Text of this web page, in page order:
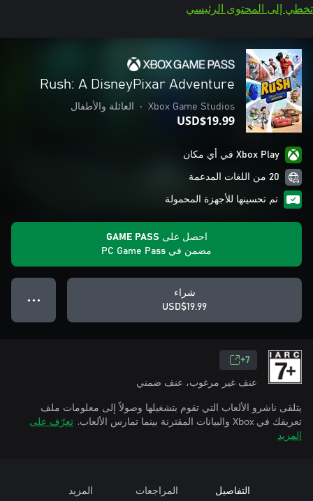
تخطي إلى المحتوى الرئيسي
Rush: A DisneyPixar Adventure
Xbox Game Studios
• العائلة والأطفال
USD$19.99
Xbox Play في أي مكان
20 من اللغات المدعمة
تم تحسينها للأجهزة المحمولة
احصل على GAME PASS
مضمن في PC Game Pass
شراء
USD$19.99
● ● ●
7+
عنف غير مرغوب، عنف ضمني
يتلقى ناشرو الألعاب التي تقوم بتشغيلها وصولاً إلى معلومات ملف
تعريفك في Xbox والبيانات المقترنة بينما تمارس الألعاب.
تعرّف على
المزيد
التفاصيل المراجعات المزيد